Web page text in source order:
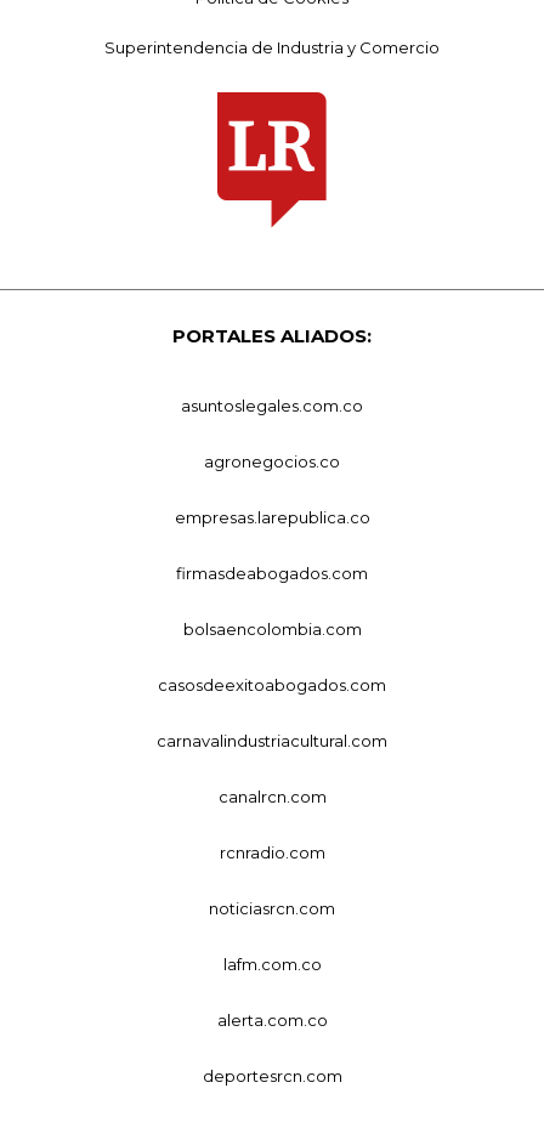
Superintendencia de Industria y Comercio
PORTALES ALIADOS:
asuntoslegales.com.co
agronegocios.co
empresas.larepublica.co
firmasdeabogados.com
bolsaencolombia.com
casosdeexitoabogados.com
carnavalindustriacultural.com
canalrcn.com
rcnradio.com
noticiasrcn.com
lafm.com.co
alerta.com.co
deportesrcn.com